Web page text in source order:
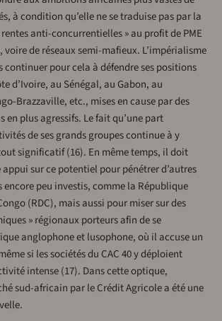
à condition qu’elle ne se traduise pas par la
anti-concurrentielles » au profit de PME
de réseaux semi-mafieux. L’impérialisme
pour cela à défendre ses positions
d’Ivoire, au Sénégal, au Gabon, au
Brazzaville, etc., mises en cause par des
en plus agressifs. Le fait qu’une part
de ses grands groupes continue à y
significatif (16). En même temps, il doit
appui sur ce potentiel pour pénétrer d’autres
encore peu investis, comme la République
(RDC), mais aussi pour miser sur des
» régionaux porteurs afin de se
anglophone et lusophone, où il accuse un
si les sociétés du CAC 40 y déploient
intense (17). Dans cette optique,
sud-africain par le Crédit Agricole a été une